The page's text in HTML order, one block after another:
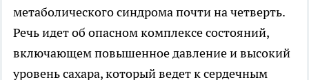
метаболического синдрома почти на четверть.
Речь идет об опасном комплексе состояний,
включающем повышенное давление и высокий
уровень сахара, который ведет к сердечным